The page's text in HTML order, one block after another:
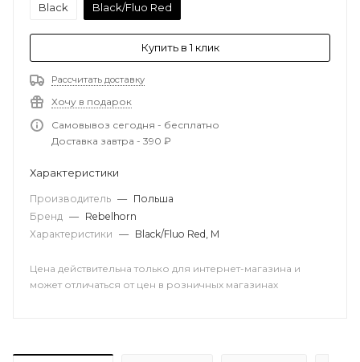
Black Black/Fluo Red
Купить в 1 клик
Рассчитать доставку
Хочу в подарок
Самовывоз сегодня - бесплатно
Доставка завтра - 390 ₽
Характеристики
Производитель — Польша
Бренд — Rebelhorn
Характеристики — Black/Fluo Red, M
Цена действительна только для интернет-магазина и
может отличаться от цен в розничных магазинах